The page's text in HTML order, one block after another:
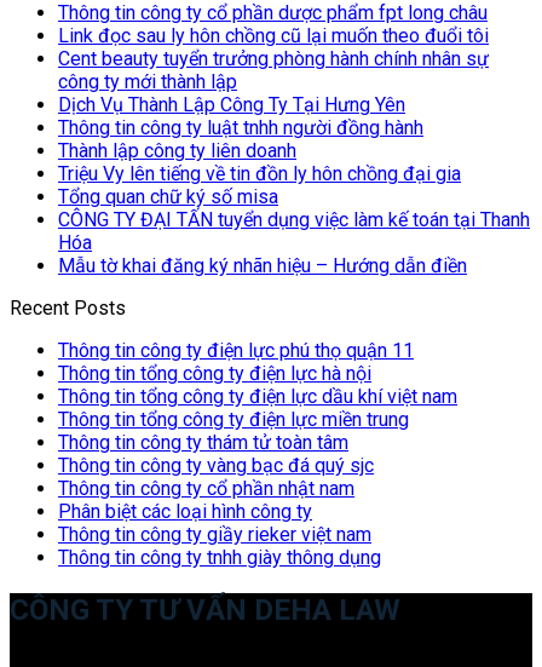
Thông tin công ty cổ phần dược phẩm fpt long châu
Link đọc sau ly hôn chồng cũ lại muốn theo đuổi tôi
Cent beauty tuyển trưởng phòng hành chính nhân sự
công ty mới thành lập
Dịch Vụ Thành Lập Công Ty Tại Hưng Yên
Thông tin công ty luật tnhh người đồng hành
Thành lập công ty liên doanh
Triệu Vy lên tiếng về tin đồn ly hôn chồng đại gia
Tổng quan chữ ký số misa
CÔNG TY ĐẠI TẤN tuyển dụng việc làm kế toán tại Thanh
Hóa
Mẫu tờ khai đăng ký nhãn hiệu – Hướng dẫn điền
Recent Posts
Thông tin công ty điện lực phú thọ quận 11
Thông tin tổng công ty điện lực hà nội
Thông tin tổng công ty điện lực dầu khí việt nam
Thông tin tổng công ty điện lực miền trung
Thông tin công ty thám tử toàn tâm
Thông tin công ty vàng bạc đá quý sjc
Thông tin công ty cổ phần nhật nam
Phân biệt các loại hình công ty
Thông tin công ty giầy rieker việt nam
Thông tin công ty tnhh giày thông dụng
CÔNG TY TƯ VẤN DEHA LAW